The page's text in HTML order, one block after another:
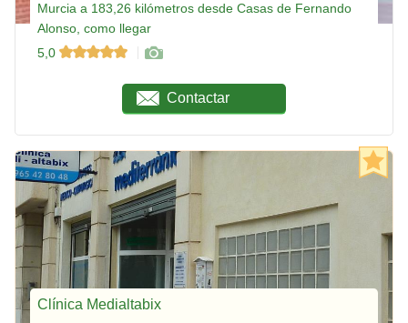
Murcia a 183,26 kilómetros desde Casas de Fernando
Alonso, como llegar
5,0
Contactar
Clínica Medialtabix